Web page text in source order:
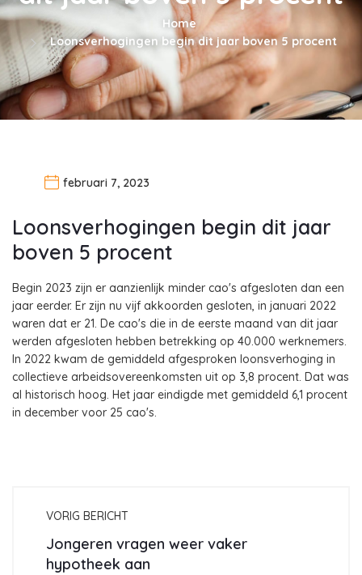
Home
Loonsverhogingen begin dit jaar boven 5 procent
februari 7, 2023
Loonsverhogingen begin dit jaar
boven 5 procent
Begin 2023 zijn er aanzienlijk minder cao's afgesloten dan een
jaar eerder. Er zijn nu vijf akkoorden gesloten, in januari 2022
waren dat er 21. De cao's die in de eerste maand van dit jaar
werden afgesloten hebben betrekking op 40.000 werknemers.
In 2022 kwam de gemiddeld afgesproken loonsverhoging in
collectieve arbeidsovereenkomsten uit op 3,8 procent. Dat was
al historisch hoog. Het jaar eindigde met gemiddeld 6,1 procent
in december voor 25 cao's.
VORIG BERICHT
Jongeren vragen weer vaker
hypotheek aan